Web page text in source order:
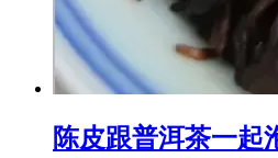
陈皮跟普洱茶一起